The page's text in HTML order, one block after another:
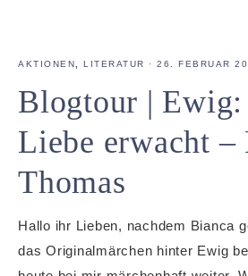
AKTIONEN, LITERATUR · 26. FEBRUAR
Blogtour | Ewig:
Liebe erwacht –
Thomas
Hallo ihr Lieben, nachdem Bianca
das Originalmärchen hinter Ewig